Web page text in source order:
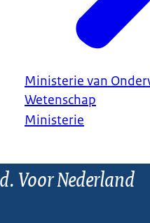
Ministerie van
Wetenschap
Ministerie
Voor Nederland